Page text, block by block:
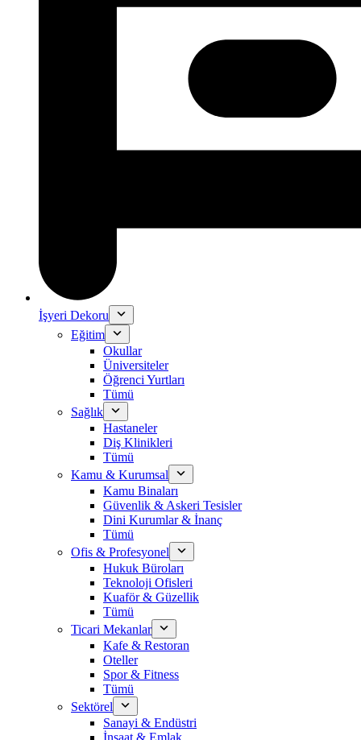
İşyeri Dekoru
Eğitim
Okullar
Üniversiteler
Öğrenci Yurtları
Tümü
Sağlık
Hastaneler
Diş Klinikleri
Tümü
Kamu & Kurumsal
Kamu Binaları
Güvenlik & Askeri Tesisler
Dini Kurumlar & İnanç
Tümü
Ofis & Profesyonel
Hukuk Büroları
Teknoloji Ofisleri
Kuaför & Güzellik
Tümü
Ticari Mekanlar
Kafe & Restoran
Oteller
Spor & Fitness
Tümü
Sektörel
Sanayi & Endüstri